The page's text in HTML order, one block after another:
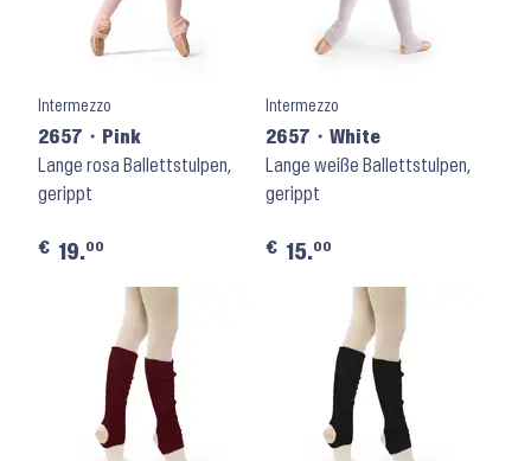
Intermezzo
2657 ⬝ Pink
Lange rosa Ballettstulpen,
gerippt
€ 19.00
Intermezzo
2657 ⬝ White
Lange weiße Ballettstulpen,
gerippt
€ 15.00